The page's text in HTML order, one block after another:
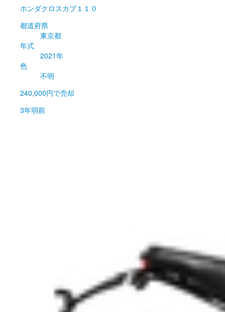
ホンダクロスカブ１１０
都道府県
東京都
年式
2021年
色
不明
240,000円で売却
3年弱前